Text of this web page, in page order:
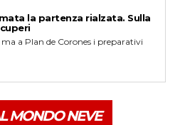
la partenza rialzata. Sulla
a Plan de Corones i preparativi
MONDO NEVE